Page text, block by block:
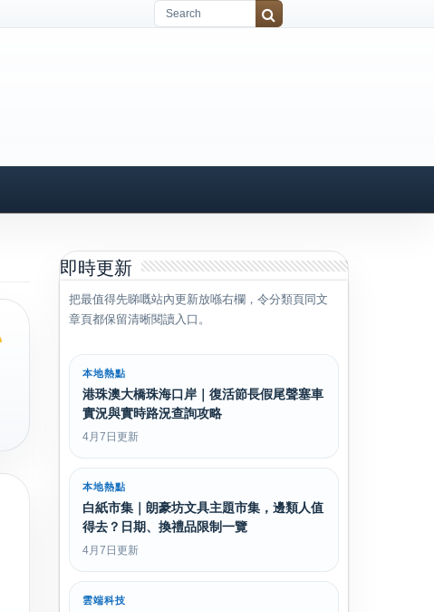
即時更新
把最值得先睇嘅站內更新放喺右欄，令分類頁同文
章頁都保留清晰閱讀入口。
本地熱點
港珠澳大橋珠海口岸｜復活節長假尾聲塞車
實況與實時路況查詢攻略
4月7日更新
本地熱點
白紙市集｜朗豪坊文具主題市集，邊類人值
得去？日期、換禮品限制一覽
4月7日更新
雲端科技